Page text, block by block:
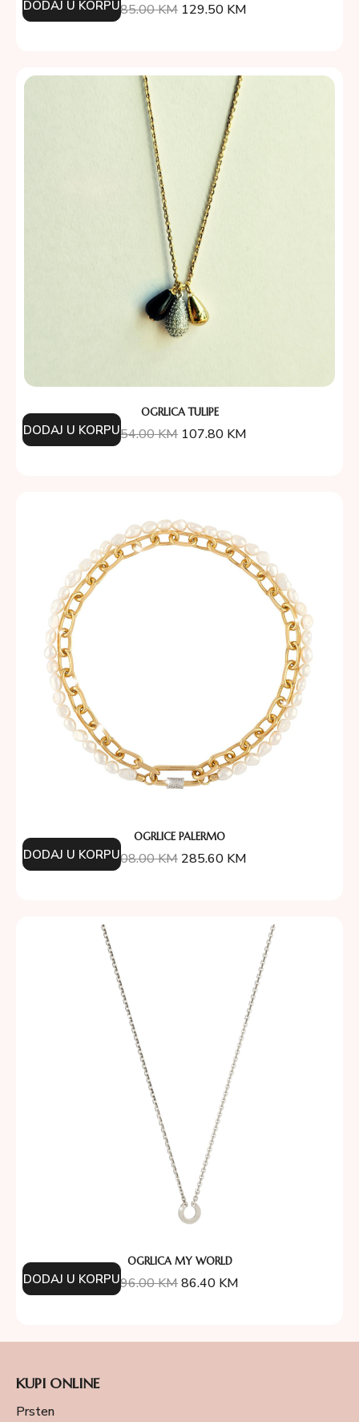
185.00KM 129.50 KM
DODAJ U KORPU
OGRLICA TULIPE
154.00KM 107.80 KM
DODAJ U KORPU
OGRLICE PALERMO
408.00KM 285.60 KM
DODAJ U KORPU
OGRLICA MY WORLD
96.00KM86.40 KM
DODAJ U KORPU
KUPI ONLINE
Prsten